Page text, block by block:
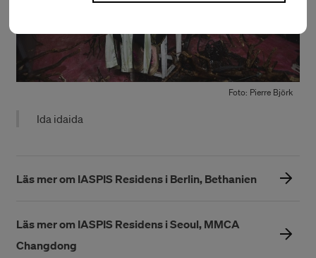
Foto: Pierre Björk
Ida idaida
Läs mer om IASPIS Residens i Berlin, Bethanien
Läs mer om IASPIS Residens i Seoul, MMCA
Changdong